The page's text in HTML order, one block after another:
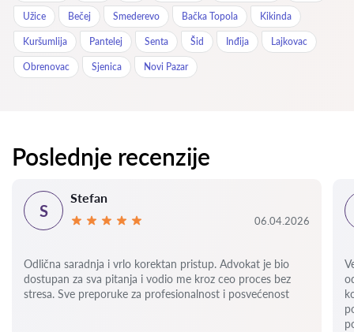
Užice Bečej Smederevo Bačka Topola Kikinda
Kuršumlija Pantelej Senta Šid Inđija Lajkovac
Obrenovac Sjenica Novi Pazar
Poslednje recenzije
S
Stefan
06.04.2026
Odlična saradnja i vrlo korektan pristup. Advokat je bio
dostupan za sva pitanja i vodio me kroz ceo proces bez
stresa. Sve preporuke za profesionalnost i posvećenost